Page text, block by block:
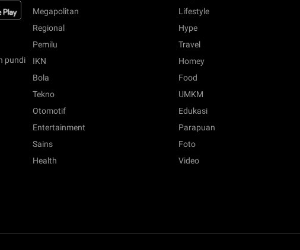
pundi
Megapolitan
Regional
Pemilu
IKN
Bola
Tekno
Otomotif
Entertainment
Sains
Health
Lifestyle
Hype
Travel
Homey
Food
UMKM
Edukasi
Parapuan
Foto
Video